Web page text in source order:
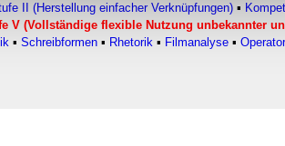
Funktionen für soziale Medien
Außerdem geben wir
II (Herstellung einfacher Verknüpfungen) ▪
V (Vollständige flexible Nutzung unbekannter
▪ Schreibformen ▪ Rhetorik ▪ Filmanalyse ▪